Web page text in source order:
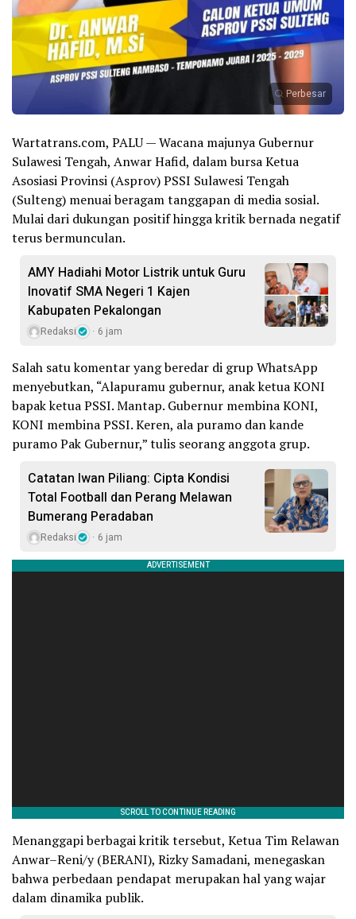
Perbesar
Wartatrans.com, PALU — Wacana majunya Gubernur
Sulawesi Tengah, Anwar Hafid, dalam bursa Ketua
Asosiasi Provinsi (Asprov) PSSI Sulawesi Tengah
(Sulteng) menuai beragam tanggapan di media sosial.
Mulai dari dukungan positif hingga kritik bernada negatif
terus bermunculan.
AMY Hadiahi Motor Listrik untuk Guru
Inovatif SMA Negeri 1 Kajen
Kabupaten Pekalongan
Redaksi 6 jam
Salah satu komentar yang beredar di grup WhatsApp
menyebutkan, “Alapuramu gubernur, anak ketua KONI
bapak ketua PSSI. Mantap. Gubernur membina KONI,
KONI membina PSSI. Keren, ala puramo dan kande
puramo Pak Gubernur,” tulis seorang anggota grup.
Catatan Iwan Piliang: Cipta Kondisi
Total Football dan Perang Melawan
Bumerang Peradaban
Redaksi 6 jam
Menanggapi berbagai kritik tersebut, Ketua Tim Relawan
Anwar–Reni/y (BERANI), Rizky Samadani, menegaskan
bahwa perbedaan pendapat merupakan hal yang wajar
dalam dinamika publik.